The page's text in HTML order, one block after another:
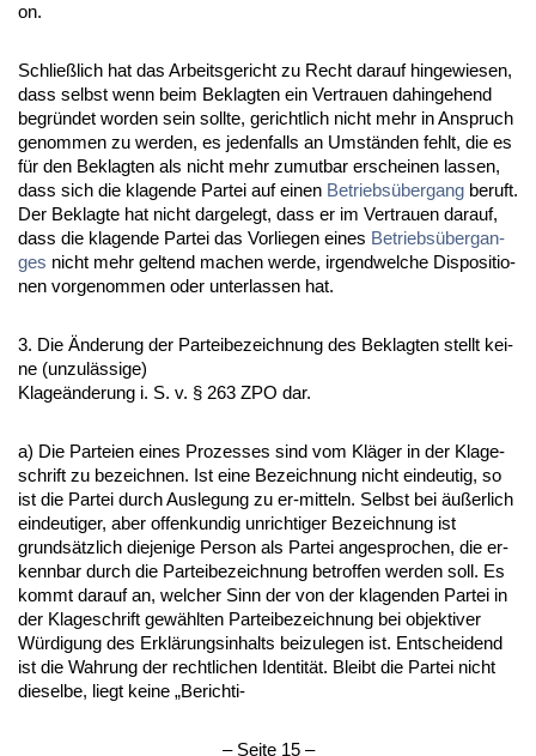
on.
Sch­ließlich hat das Ar­beits­ge­richt zu Recht dar­auf hin­ge­wie­sen,
dass selbst wenn beim Be­klag­ten ein Ver­trau­en da­hin­ge­hend
be­gründet wor­den sein soll­te, ge­richt­lich nicht mehr in An­spruch
ge­nom­men zu wer­den, es je­den­falls an Umständen fehlt, die es
für den Be­klag­ten als nicht mehr zu­mut­bar er­schei­nen las­sen,
dass sich die kla­gen­de Par­tei auf ei­nen Be­triebsüber­gang be­ruft.
Der Be­klag­te hat nicht dar­ge­legt, dass er im Ver­trau­en dar­auf,
dass die kla­gen­de Par­tei das Vor­lie­gen ei­nes Be­triebsüber­g­an­
ges nicht mehr gel­tend ma­chen wer­de, ir­gend­wel­che Dis­po­si­tio­
nen vor­ge­nom­men oder un­ter­las­sen hat.
3. Die Ände­rung der Par­tei­be­zeich­nung des Be­klag­ten stellt kei­
ne (un­zulässi­ge)
Kla­geände­rung i. S. v. § 263 ZPO dar.
a) Die Par­tei­en ei­nes Pro­zes­ses sind vom Kläger in der Kla­ge­
schrift zu be­zeich­nen. Ist ei­ne Be­zeich­nung nicht ein­deu­tig, so
ist die Par­tei durch Aus­le­gung zu er-mit­teln. Selbst bei äußer­lich
ein­deu­ti­ger, aber of­fen­kun­dig un­rich­ti­ger Be­zeich­nung ist
grundsätz­lich die­je­ni­ge Per­son als Par­tei an­ge­spro­chen, die er­
kenn­bar durch die Par­tei­be­zeich­nung be­trof­fen wer­den soll. Es
kommt dar­auf an, wel­cher Sinn der von der kla­gen­den Par­tei in
der Kla­ge­schrift gewähl­ten Par­tei­be­zeich­nung bei ob­jek­ti­ver
Würdi­gung des Erklärungs­in­halts bei­zu­le­gen ist. Ent­schei­dend
ist die Wah­rung der recht­li­chen Iden­tität. Bleibt die Par­tei nicht
die­sel­be, liegt kei­ne „Be­rich­ti-
– Sei­te 15 –